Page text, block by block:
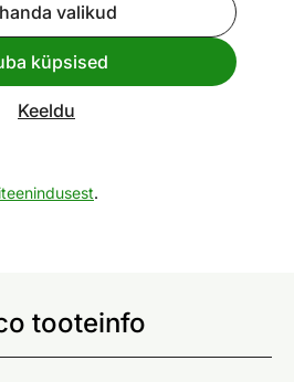
valikud
küpsised
Keeldu
.
tooteinfo